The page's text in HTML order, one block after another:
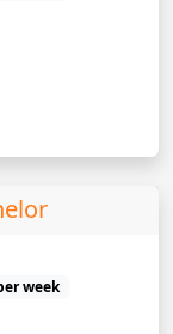
week